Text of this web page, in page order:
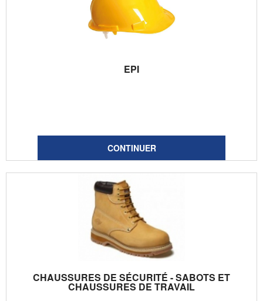
EPI
CHAUSSURES DE SÉCURITÉ - SABOTS ET
CHAUSSURES DE TRAVAIL